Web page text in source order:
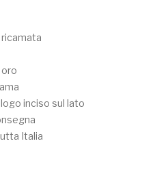
inciso sul lato
Italia